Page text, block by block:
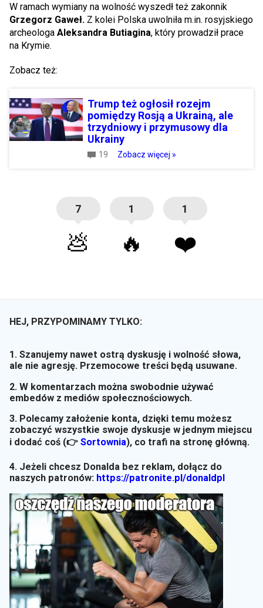
W ramach wymiany na wolność wyszedł też zakonnik
Grzegorz Gaweł. Z kolei Polska uwolniła m.in. rosyjskiego
archeologa Aleksandra Butiagina, który prowadził prace
na Krymie.
Zobacz też:
Trump też ogłosił rozejm
pomiędzy Rosją a Ukrainą, ale
trzydniowy i przymusowy dla
Ukrainy
19 Zobacz więcej »
7
💩
1
🔥
1
❤️
HEJ, PRZYPOMINAMY TYLKO:
1. Szanujemy nawet ostrą dyskusję i wolność słowa,
ale nie agresję. Przemocowe treści będą usuwane.
2. W komentarzach można swobodnie używać
embedów z mediów społecznościowych.
3. Polecamy założenie konta, dzięki temu możesz
zobaczyć wszystkie swoje dyskusje w jednym miejscu
i dodać coś (👉 Sortownia), co trafi na stronę główną.
4. Jeżeli chcesz Donalda bez reklam, dołącz do
naszych patronów: https://patronite.pl/donaldpl